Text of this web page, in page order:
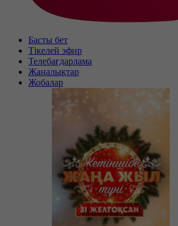
Басты бет
Тікелей эфир
Телебағдарлама
Жаңалықтар
Жобалар